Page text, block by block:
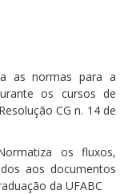
as normas para a
os cursos de
CG n. 14 de
os fluxos,
aos documentos
da UFABC